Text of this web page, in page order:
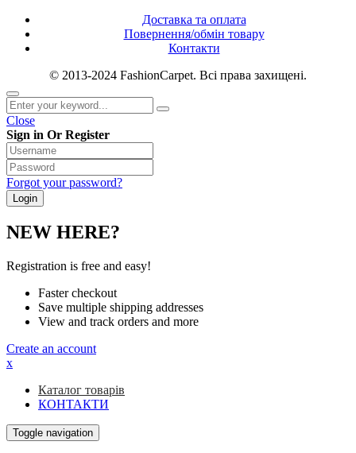
Доставка та оплата
Повернення/обмін товару
Контакти
© 2013-2024 FashionCarpet. Всі права захищені.
Close
Sign in Or Register
Forgot your password?
NEW HERE?
Registration is free and easy!
Faster checkout
Save multiple shipping addresses
View and track orders and more
Create an account
x
Каталог товарів
КОНТАКТИ
Toggle navigation